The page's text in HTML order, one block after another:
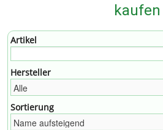
kaufen
Artikel
Hersteller
Sortierung